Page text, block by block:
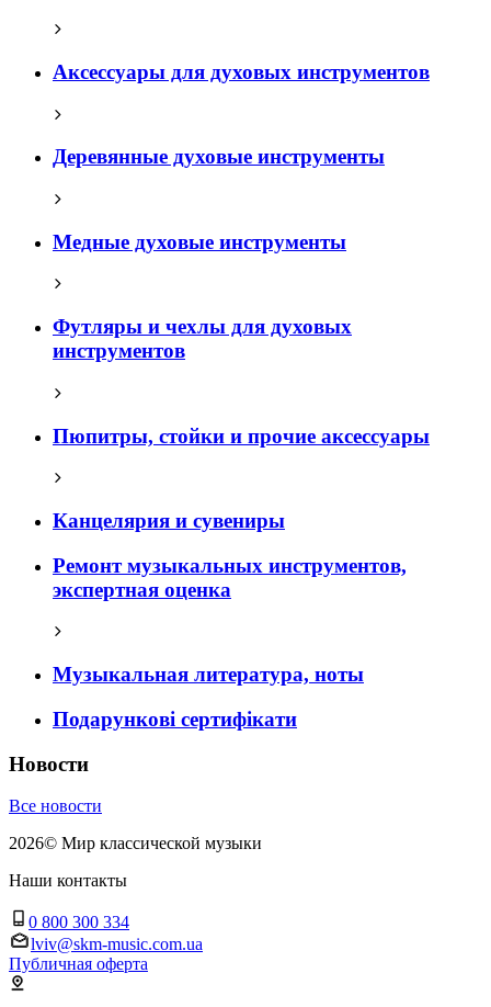
Аксессуары для духовых инструментов
Деревянные духовые инструменты
Медные духовые инструменты
Футляры и чехлы для духовых
инструментов
Пюпитры, стойки и прочие аксессуары
Канцелярия и сувениры
Ремонт музыкальных инструментов,
экспертная оценка
Музыкальная литература, ноты
Подарункові сертифікати
Новости
Все новости
2026© Мир классической музыки
Наши контакты
0 800 300 334
lviv@skm-music.com.ua
Публичная оферта